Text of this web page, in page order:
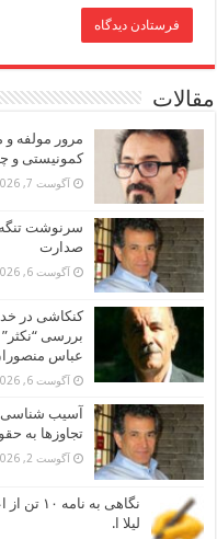
مقالات
مرور مولفه و
کمونیستی و
آگوست 7, 2026
سرنوشت تنگه
صدارت
آگوست 6, 2026
کنکاشی در
عباس
آگوست 6, 2026
آسیب
تجاوزها به
آگوست 2, 2026
نگاهی
لیلا ا.